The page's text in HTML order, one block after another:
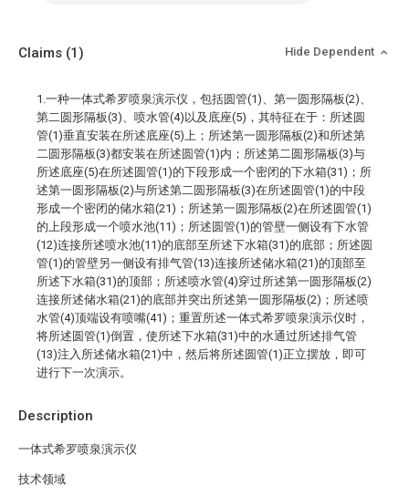
Description
一体式希罗喷泉演示仪
技术领域
Claims (1) Hide Dependent
1.一种一体式希罗喷泉演示仪，包括圆管(1)、第一圆形隔板(2)、
第二圆形隔板(3)、喷水管(4)以及底座(5)，其特征在于：所述圆
管(1)垂直安装在所述底座(5)上；所述第一圆形隔板(2)和所述第
二圆形隔板(3)都安装在所述圆管(1)内；所述第二圆形隔板(3)与
所述底座(5)在所述圆管(1)的下段形成一个密闭的下水箱(31)；所
述第一圆形隔板(2)与所述第二圆形隔板(3)在所述圆管(1)的中段
形成一个密闭的储水箱(21)；所述第一圆形隔板(2)在所述圆管(1)
的上段形成一个喷水池(11)；所述圆管(1)的管壁一侧设有下水管
(12)连接所述喷水池(11)的底部至所述下水箱(31)的底部；所述圆
管(1)的管壁另一侧设有排气管(13)连接所述储水箱(21)的顶部至
所述下水箱(31)的顶部；所述喷水管(4)穿过所述第一圆形隔板(2)
连接所述储水箱(21)的底部并突出所述第一圆形隔板(2)；所述喷
水管(4)顶端设有喷嘴(41)；重置所述一体式希罗喷泉演示仪时，
将所述圆管(1)倒置，使所述下水箱(31)中的水通过所述排气管
(13)注入所述储水箱(21)中，然后将所述圆管(1)正立摆放，即可
进行下一次演示。